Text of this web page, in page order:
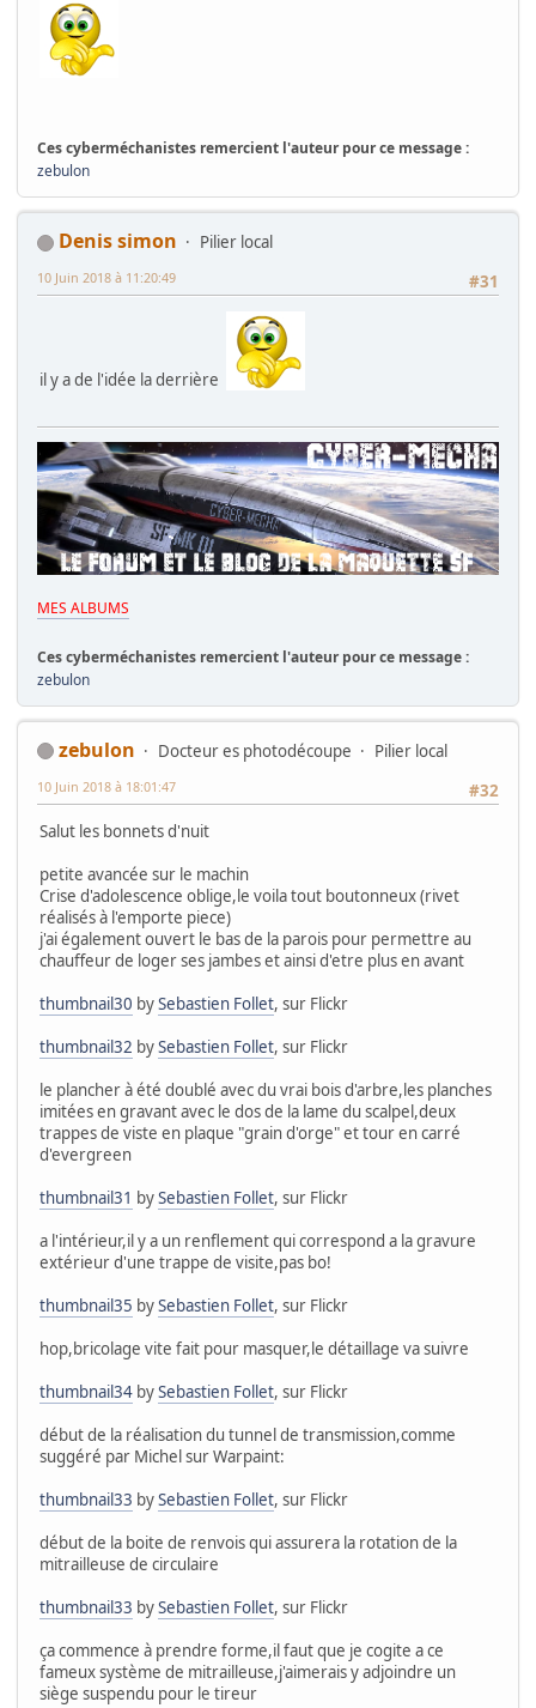
Ces cyberméchanistes remercient l'auteur pour ce message :
zebulon
Denis simon
Pilier local
#31
10 Juin 2018 à 11:20:49
il y a de l'idée la derrière
MES ALBUMS
Ces cyberméchanistes remercient l'auteur pour ce message :
zebulon
zebulon Docteur es photodécoupe
Pilier local
#32
10 Juin 2018 à 18:01:47
Salut les bonnets d'nuit
petite avancée sur le machin
Crise d'adolescence oblige,le voila tout boutonneux (rivet
réalisés à l'emporte piece)
j'ai également ouvert le bas de la parois pour permettre au
chauffeur de loger ses jambes et ainsi d'etre plus en avant
thumbnail30 bySebastien Follet, sur Flickr
thumbnail32 bySebastien Follet, sur Flickr
le plancher à été doublé avec du vrai bois d'arbre,les planches
imitées en gravant avec le dos de la lame du scalpel,deux
trappes de viste en plaque "grain d'orge" et tour en carré
d'evergreen
thumbnail31 bySebastien Follet, sur Flickr
a l'intérieur,il y a un renflement qui correspond a la gravure
extérieur d'une trappe de visite,pas bo!
thumbnail35 bySebastien Follet, sur Flickr
hop,bricolage vite fait pour masquer,le détaillage va suivre
thumbnail34 bySebastien Follet, sur Flickr
début de la réalisation du tunnel de transmission,comme
suggéré par Michel sur Warpaint:
thumbnail33 bySebastien Follet, sur Flickr
début de la boite de renvois qui assurera la rotation de la
mitrailleuse de circulaire
thumbnail33 bySebastien Follet, sur Flickr
ça commence à prendre forme,il faut que je cogite a ce
fameux système de mitrailleuse,j'aimerais y adjoindre un
siège suspendu pour le tireur